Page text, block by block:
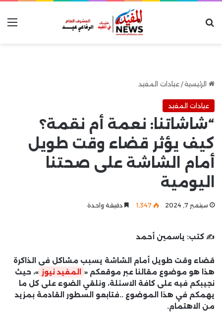
الرئيسية/ عيادات المفيد
عيادات المفيد
“شاشاتنا: نعمة أم نقمة؟
كيف يؤثر قضاء وقت طويل
أمام الشاشة على صحتنا
اليومية
سبتمبر 7, 2024 1٬347 دقيقة واحدة
✍️ كتب: ياسمين أحمد
قضاء وقت طويل أمام الشاشة يسبب مشاكل فى الذاكرة
هذا هو موضوع مقالنا عبر موقعكم «
المفيد نيوز »، حيث
نجيبكم فيه على كافة الاسئلة، ونلقي الضوء على كل ما
يهمكم في هذا الموضوع ..فتابعو السطور القادمة بمزيد
من الاهتمام.